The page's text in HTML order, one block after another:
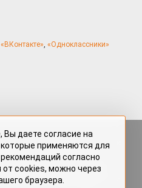
«ВКонтакте», «Одноклассники»
размещённые на портале
нештатными авторами
авторского права. Полное или
размещённых на портале
с письменного согласия редакции
Вы даете согласие на
применяются для
согласно
от cookies, можно через
браузера.